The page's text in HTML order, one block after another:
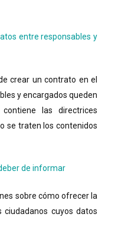
entre responsables y
crear un contrato en el
y encargados queden
las directrices
se traten los contenidos
de informar
sobre cómo ofrecer la
ciudadanos cuyos datos